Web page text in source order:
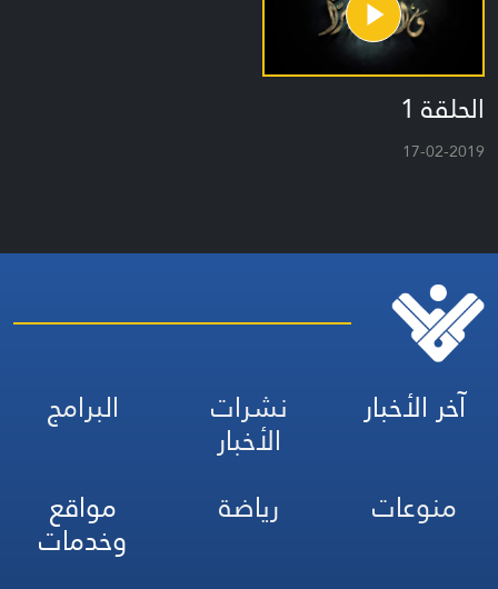
الحلقة 1
17-02-2019
آخر الأخبار نشرات
الأخبار
البرامج
منوعات
رياضة مواقع
وخدمات